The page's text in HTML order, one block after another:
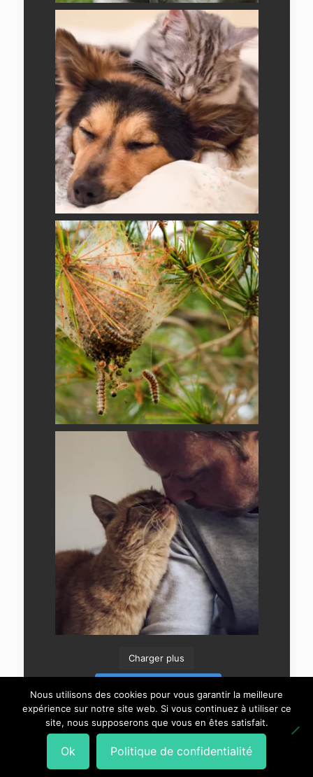
Charger plus
Nous utilisons des cookies pour vous garantir la meilleure
expérience sur notre site web. Si vous continuez à utiliser ce
site, nous supposerons que vous en êtes satisfait.
Ok Politique de confidentialité